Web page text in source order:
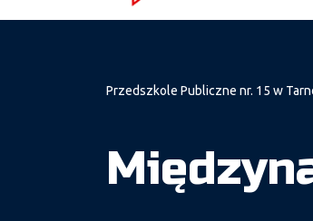
Przedszkole Publiczne nr. 15 w